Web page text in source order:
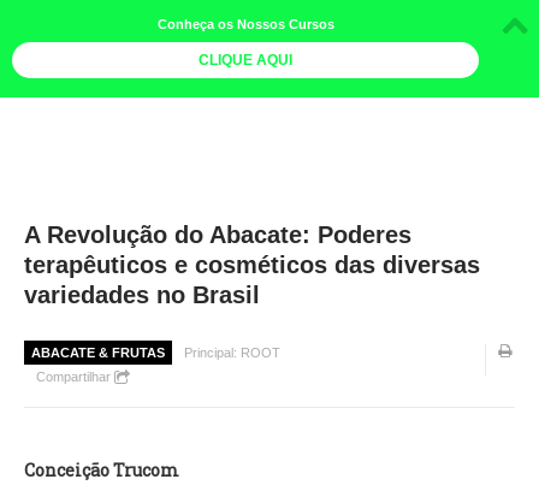
LIVROS
QUEM SOMOS
PÓS-OFICINAS
A Revolução do Abacate: Poderes
terapêuticos e cosméticos das diversas
variedades no Brasil
ABACATE & FRUTAS
Principal: ROOT
Compartilhar
Conceição Trucom
Conheça os Nossos Cursos
CLIQUE AQUI